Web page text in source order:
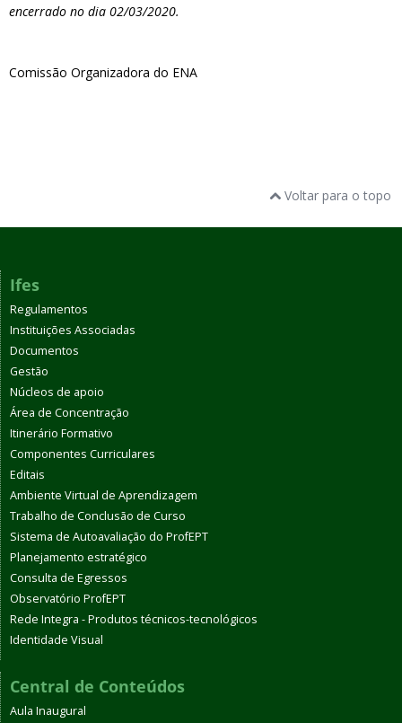
encerrado no dia 02/03/2020.
Comissão Organizadora do ENA
Voltar para o topo
Ifes
Regulamentos
Instituições Associadas
Documentos
Gestão
Núcleos de apoio
Área de Concentração
Itinerário Formativo
Componentes Curriculares
Editais
Ambiente Virtual de Aprendizagem
Trabalho de Conclusão de Curso
Sistema de Autoavaliação do ProfEPT
Planejamento estratégico
Consulta de Egressos
Observatório ProfEPT
Rede Integra - Produtos técnicos-tecnológicos
Identidade Visual
Central de Conteúdos
Aula Inaugural